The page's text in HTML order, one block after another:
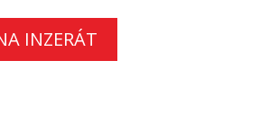
INZERÁT